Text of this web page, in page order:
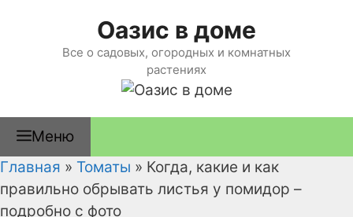
содержимому
Оазис в доме
Все о садовых, огородных и комнатных
растениях
Меню
Главная » Томаты » Когда, какие и как
правильно обрывать листья у помидор –
подробно с фото